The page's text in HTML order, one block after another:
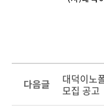
다음글
대덕이노
모집 공고